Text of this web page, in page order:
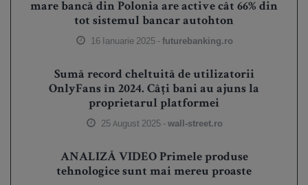
mare bancă din Polonia are active cât 66% din
tot sistemul bancar autohton
16 Ianuarie 2025 -futurebanking.ro
Sumă record cheltuită de utilizatorii
OnlyFans în 2024. Câți bani au ajuns la
proprietarul platformei
25 August 2025 -wall-street.ro
ANALIZĂ VIDEO Primele produse
tehnologice sunt mai mereu proaste